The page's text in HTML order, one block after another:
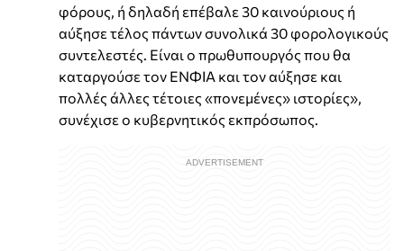
φόρους, ή δηλαδή επέβαλε 30 καινούριους ή
αύξησε τέλος πάντων συνολικά 30 φορολογικούς
συντελεστές. Είναι ο πρωθυπουργός που θα
καταργούσε τον ΕΝΦΙΑ και τον αύξησε και
πολλές άλλες τέτοιες «πονεμένες» ιστορίες»,
συνέχισε ο κυβερνητικός εκπρόσωπος.